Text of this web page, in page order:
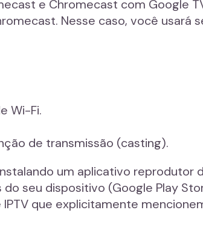
e Chromecast com Google
Nesse caso, você usará
Wi-Fi.
de transmissão (casting).
um aplicativo reprodutor
seu dispositivo (Google Play
que explicitamente